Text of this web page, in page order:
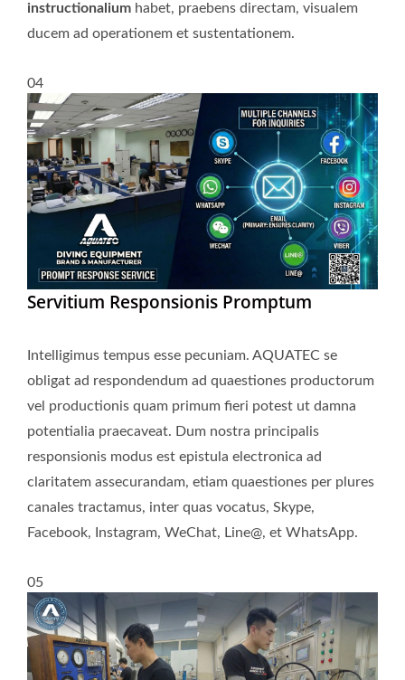
instructionalium habet, praebens directam, visualem
ducem ad operationem et sustentationem.
04
Servitium Responsionis Promptum
Intelligimus tempus esse pecuniam. AQUATEC se
obligat ad respondendum ad quaestiones productorum
vel productionis quam primum fieri potest ut damna
potentialia praecaveat. Dum nostra principalis
responsionis modus est epistula electronica ad
claritatem assecurandam, etiam quaestiones per plures
canales tractamus, inter quas vocatus, Skype,
Facebook, Instagram, WeChat, Line@, et WhatsApp.
05